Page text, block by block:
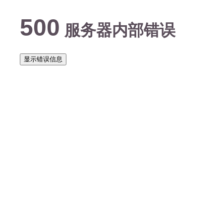
500 服务器内部错误